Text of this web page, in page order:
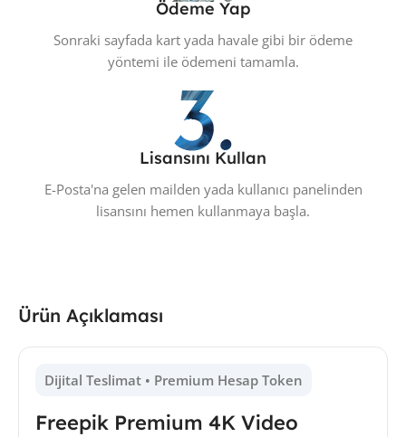
Ödeme Yap
Sonraki sayfada kart yada havale gibi bir ödeme
yöntemi ile ödemeni tamamla.
Lisansını Kullan
E-Posta'na gelen mailden yada kullanıcı panelinden
lisansını hemen kullanmaya başla.
Ürün Açıklaması
Dijital Teslimat • Premium Hesap Token
Freepik Premium 4K Video